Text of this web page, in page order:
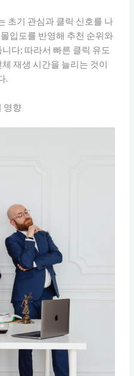
초기 관심과 클릭 신호를 나
입도를 반영해 추천 순위와
다; 따라서 빠른 클릭 유도
재생 시간을 늘리는 것이
.
영향